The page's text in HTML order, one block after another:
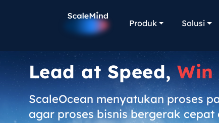
Produk Solusi
Lead at Speed,Win
ScaleOcean menyatukan proses
agar proses bisnis bergerak